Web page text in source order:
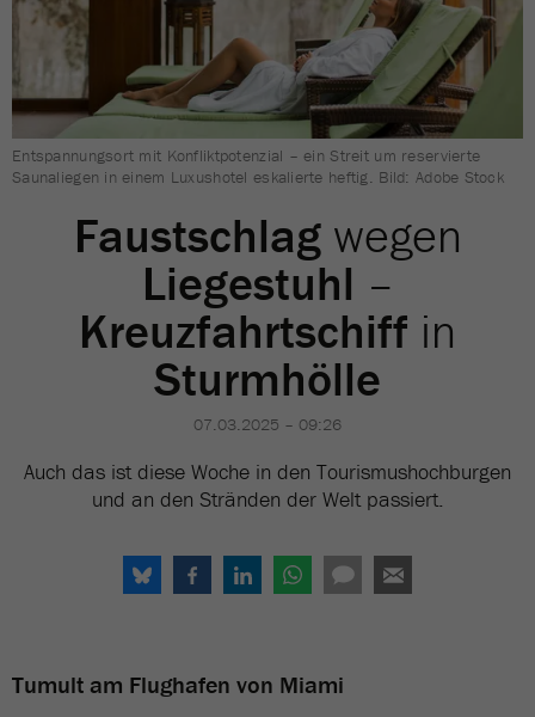
Entspannungsort mit Konfliktpotenzial – ein Streit um reservierte
Saunaliegen in einem Luxushotel eskalierte heftig. Bild: Adobe Stock
Faustschlagwegen
Liegestuhl –
Kreuzfahrtschiff in
Sturmhölle
07.03.2025 – 09:26
Auch das ist diese Woche in den Tourismushochburgen
und an den Stränden der Welt passiert.
Tumult am Flughafen von Miami